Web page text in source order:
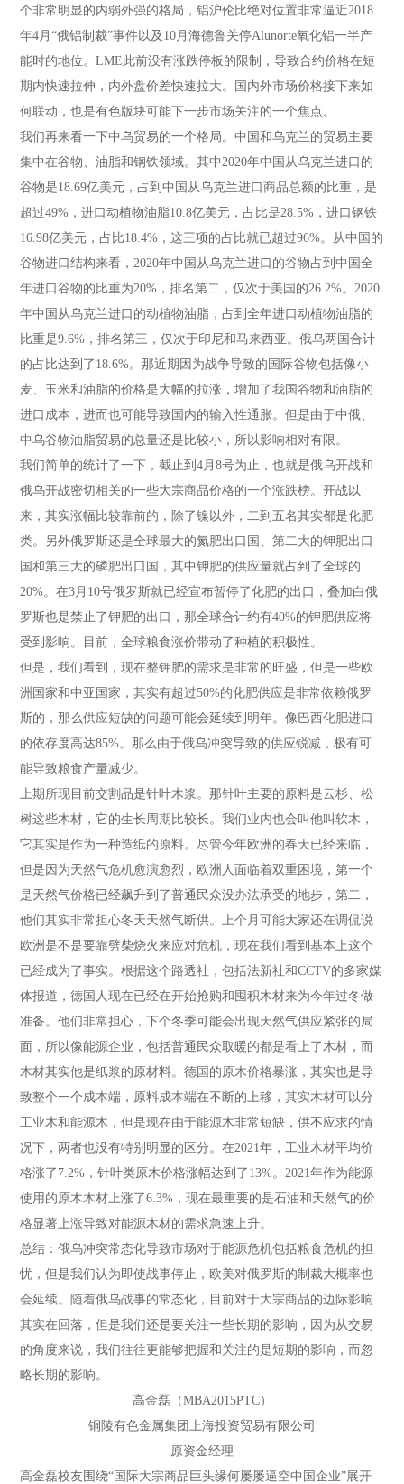
个非常明显的内弱外强的格局，铝沪伦比绝对位置非常逼近2018
年4月“俄铝制裁”事件以及10月海德鲁关停Alunorte氧化铝一半产
能时的地位。LME此前没有涨跌停板的限制，导致合约价格在短
期内快速拉伸，内外盘价差快速拉大。国内外市场价格接下来如
何联动，也是有色版块可能下一步市场关注的一个焦点。
我们再来看一下中乌贸易的一个格局。中国和乌克兰的贸易主要
集中在谷物、油脂和钢铁领域。其中2020年中国从乌克兰进口的
谷物是18.69亿美元，占到中国从乌克兰进口商品总额的比重，是
超过49%，进口动植物油脂10.8亿美元，占比是28.5%，进口钢铁
16.98亿美元，占比18.4%，这三项的占比就已超过96%。从中国的
谷物进口结构来看，2020年中国从乌克兰进口的谷物占到中国全
年进口谷物的比重为20%，排名第二，仅次于美国的26.2%。2020
年中国从乌克兰进口的动植物油脂，占到全年进口动植物油脂的
比重是9.6%，排名第三，仅次于印尼和马来西亚。俄乌两国合计
的占比达到了18.6%。那近期因为战争导致的国际谷物包括像小
麦、玉米和油脂的价格是大幅的拉涨，增加了我国谷物和油脂的
进口成本，进而也可能导致国内的输入性通胀。但是由于中俄、
中乌谷物油脂贸易的总量还是比较小，所以影响相对有限。
我们简单的统计了一下，截止到4月8号为止，也就是俄乌开战和
俄乌开战密切相关的一些大宗商品价格的一个涨跌榜。开战以
来，其实涨幅比较靠前的，除了镍以外，二到五名其实都是化肥
类。另外俄罗斯还是全球最大的氮肥出口国、第二大的钾肥出口
国和第三大的磷肥出口国，其中钾肥的供应量就占到了全球的
20%。在3月10号俄罗斯就已经宣布暂停了化肥的出口，叠加白俄
罗斯也是禁止了钾肥的出口，那全球合计约有40%的钾肥供应将
受到影响。目前，全球粮食涨价带动了种植的积极性。
但是，我们看到，现在整钾肥的需求是非常的旺盛，但是一些欧
洲国家和中亚国家，其实有超过50%的化肥供应是非常依赖俄罗
斯的，那么供应短缺的问题可能会延续到明年。像巴西化肥进口
的依存度高达85%。那么由于俄乌冲突导致的供应锐减，极有可
能导致粮食产量减少。
上期所现目前交割品是针叶木浆。那针叶主要的原料是云杉、松
树这些木材，它的生长周期比较长。我们业内也会叫他叫软木，
它其实是作为一种造纸的原料。尽管今年欧洲的春天已经来临，
但是因为天然气危机愈演愈烈，欧洲人面临着双重困境，第一个
是天然气价格已经飙升到了普通民众没办法承受的地步，第二，
他们其实非常担心冬天天然气断供。上个月可能大家还在调侃说
欧洲是不是要靠劈柴烧火来应对危机，现在我们看到基本上这个
已经成为了事实。根据这个路透社，包括法新社和CCTV的多家媒
体报道，德国人现在已经在开始抢购和囤积木材来为今年过冬做
准备。他们非常担心，下个冬季可能会出现天然气供应紧张的局
面，所以像能源企业，包括普通民众取暖的都是看上了木材，而
木材其实他是纸浆的原材料。德国的原木价格暴涨，其实也是导
致整个一个成本端，原料成本端在不断的上移，其实木材可以分
工业木和能源木，但是现在由于能源木非常短缺，供不应求的情
况下，两者也没有特别明显的区分。在2021年，工业木材平均价
格涨了7.2%，针叶类原木价格涨幅达到了13%。2021年作为能源
使用的原木木材上涨了6.3%，现在最重要的是石油和天然气的价
格显著上涨导致对能源木材的需求急速上升。
总结：俄乌冲突常态化导致市场对于能源危机包括粮食危机的担
忧，但是我们认为即使战事停止，欧美对俄罗斯的制裁大概率也
会延续。随着俄乌战事的常态化，目前对于大宗商品的边际影响
其实在回落，但是我们还是要关注一些长期的影响，因为从交易
的角度来说，我们往往更能够把握和关注的是短期的影响，而忽
略长期的影响。
高金磊（MBA2015PTC）
铜陵有色金属集团上海投资贸易有限公司
原资金经理
高金磊校友围绕“国际大宗商品巨头缘何屡屡逼空中国企业”展开